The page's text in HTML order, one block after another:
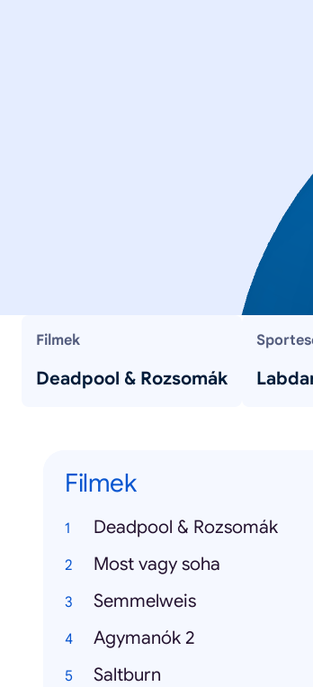
Filmek
Deadpool & Rozsomák
Filmek
Deadpool & Rozsomák
Most vagy soha
Semmelweis
Agymanók 2
Saltburn